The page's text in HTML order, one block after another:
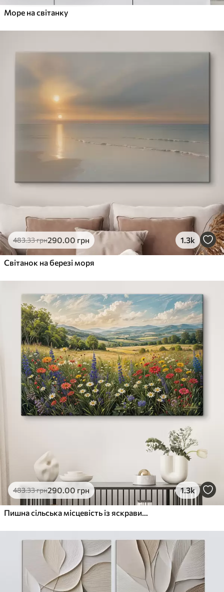
Море на світанку
483.33грн290.00 грн 1.3k
Світанок на березі моря
483.33грн290.00 грн 1.3k
Пишна сільська місцевість із яскравим лугом диких квітів, наповненим різнокольоровими квітами під хмарним небом